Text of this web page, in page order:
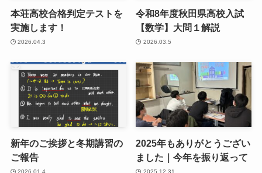
本荘高校合格判定テストを
実施します！
2026.04.3
令和8年度秋田県高校入試
【数学】大問１解説
2026.03.5
新年のご挨拶と冬期講習の
ご報告
2026.01.4
2025年もありがとうござい
ました｜今年を振り返って
2025.12.31